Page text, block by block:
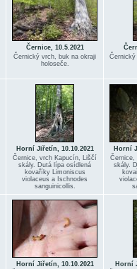
Černice, 10.5.2021
Černický vrch, buk na okraji
holoseče.
Černický
Horní Jiřetín, 10.10.2021
Černice, vrch Kapucín, Liščí
skály. Dutá lípa osídlená
kovaříky Limoniscus
violaceus a Ischnodes
sanguinicollis.
Horní
Černice,
skály.
Horní Jiřetín, 10.10.2021
Horní